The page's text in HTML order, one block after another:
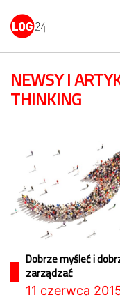
NEWSY I
THINKING
Dobrze myśleć i
zarządzać
11 czerwca